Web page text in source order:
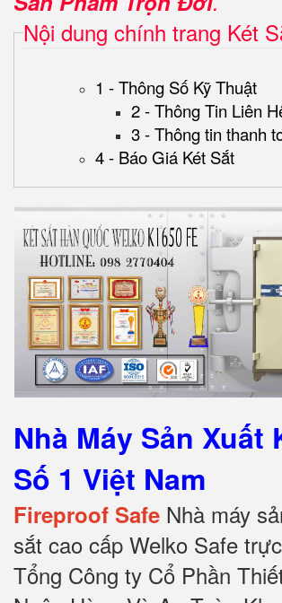
Nội dung chính trang Két
1 - Thông Số Kỹ Thuật
2 - Thông Tin Liên
3 - Thông tin thanh
4 - Báo Giá Két Sắt
Nhà Máy Sản Xuất
Số 1 Việt Nam
Fireproof Safe Nhà máy
sắt cao cấp Welko Safe
Tổng Công ty Cổ Phần